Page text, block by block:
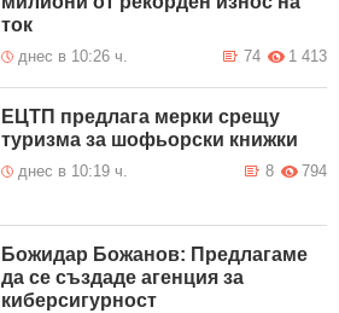
ток
днес в 10:26 ч. 1 413
74
ЕЦТП предлага мерки срещу
туризма за шофьорски книжки
днес в 10:19 ч. 794
8
Божидар Божанов: Предлагаме
да се създаде агенция за
киберсигурност